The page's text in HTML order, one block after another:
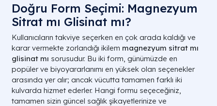
Doğru Form Seçimi: Magnezyum
Sitrat mı Glisinat mı?
Kullanıcıların takviye seçerken en çok arada kaldığı ve
karar vermekte zorlandığı ikilem magnezyum sitrat mı
glisinat mı sorusudur. Bu iki form, günümüzde en
popüler ve biyoyararlanımı en yüksek olan seçenekler
arasında yer alır; ancak vücutta tamamen farklı iki
kulvarda hizmet ederler. Hangi formu seçeceğiniz,
tamamen sizin güncel sağlık şikayetlerinize ve